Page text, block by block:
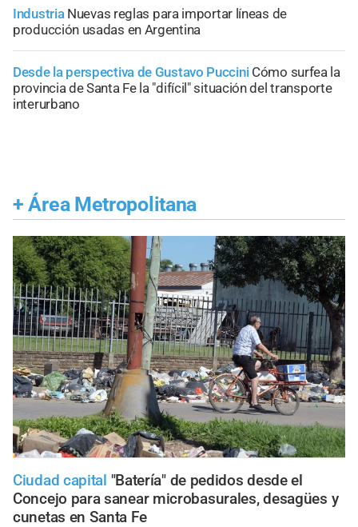
Industria Nuevas reglas para importar líneas de
producción usadas en Argentina
Desde la perspectiva de Gustavo Puccini Cómo surfea la
provincia de Santa Fe la "difícil" situación del transporte
interurbano
+ Área Metropolitana
Ciudad capital "Batería" de pedidos desde el
Concejo para sanear microbasurales, desagües y
cunetas en Santa Fe